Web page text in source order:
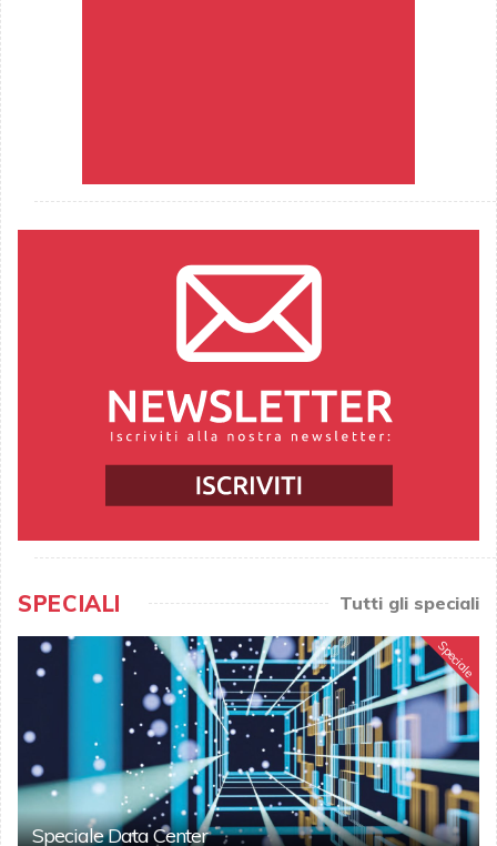
SPECIALI Tutti gli speciali
Speciale
Speciale Data Center